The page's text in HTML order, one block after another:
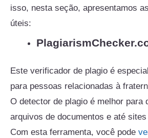
isso, nesta seção, apresentamos
úteis:
Este verificador de plagio é
para pessoas relacionadas à
O detector de plagio é melhor para
arquivos de documentos e até
Com esta ferramenta, você pode